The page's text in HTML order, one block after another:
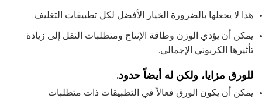
هذا لا يجعلها بالضرورة الخيار الأفضل لكل تطبيقات التغليف.
يمكن أن يؤدي الوزن وطاقة الإنتاج ومتطلبات النقل إلى زيادة
تأثيرها الكربوني الإجمالي.
للورق مزايا، ولكن له أيضاً حدود.
يمكن أن يكون الورق فعالاً في التطبيقات ذات متطلبات